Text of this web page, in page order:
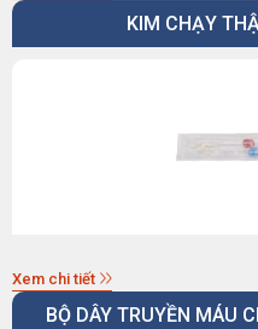
KIM CHẠY
Xem chi tiết
BỘ DÂY TRUYỀN MÁU